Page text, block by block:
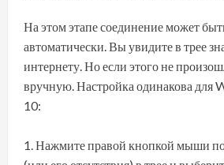
На этом этапе соединение может
автоматически. Вы увидите в трее
интернету. Но если этого не
вручную. Настройка одинакова для
10:
Нажмите правой кнопкой мыши по